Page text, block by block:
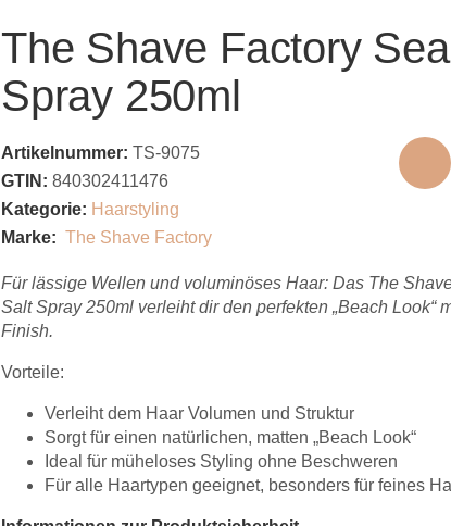
The Shave Factory
Spray 250ml
Artikelnummer: TS-9075
GTIN: 840302411476
Kategorie: Haarstyling
Marke: The Shave Factory
Für lässige Wellen und voluminöses Haar: Das The
Salt Spray 250ml verleiht dir den perfekten „Beach Look“
Finish.
Vorteile:
Verleiht dem Haar Volumen und Struktur
Sorgt für einen natürlichen, matten „Beach Look“
Ideal für müheloses Styling ohne Beschweren
Für alle Haartypen geeignet, besonders für feines